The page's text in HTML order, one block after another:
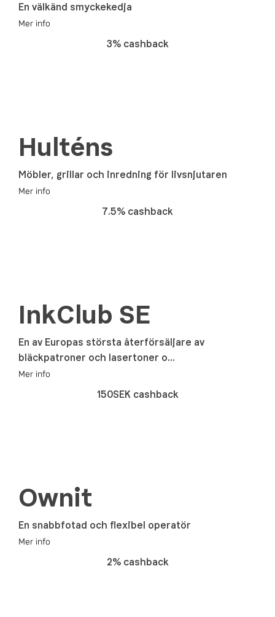
En välkänd smyckekedja
Mer info
3% cashback
Hulténs
Möbler, grillar och inredning för livsnjutaren
Mer info
7.5% cashback
InkClub SE
En av Europas största återförsäljare av
bläckpatroner och lasertoner o...
Mer info
150SEK cashback
Ownit
En snabbfotad och flexibel operatör
Mer info
2% cashback